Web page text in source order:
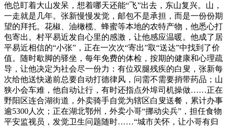
他总盯着大山发呆，想着哪天还能“飞”出去，东山复兴。山，
一走就是几年。张新慢慢发觉，邮包不是承担，而是一份份期
望的拜托。花椒、油橄榄、蜂蜜等本地的农特产物，他悉心打
包寄出。村平易近发自心里的感激，让他感应温暖。他成了居
平易近相信的“小张”，正在一次次“寄出”取“送达”中找到了价
值。随时歇脚的驿坐，每年免费的体检，按期的健康和心理疏
导，让他决定为社会尽一份力：有位双腿残疾的白叟，张新每
次给他送快递前总要自动打德律风，问需不需要捎带药品；山
狭小会车难，他自动让行，有时还指点外埠司机操做……正在
野阳区连合湖街道，外卖骑手自觉为辖区白叟送餐，累计办事
逾5300人次；正在湖北鄂州，外卖小哥“挪动尖兵”，担任食物
平安监视员，发觉卫生问题随时……“城市关怀，让小哥有归